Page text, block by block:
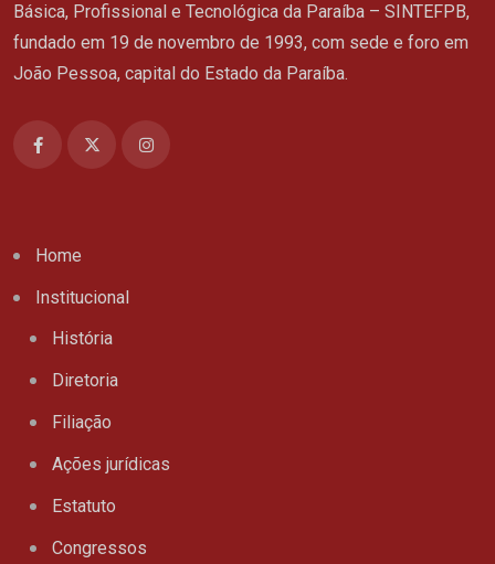
Básica, Profissional e Tecnológica da Paraíba – SINTEFPB,
fundado em 19 de novembro de 1993, com sede e foro em
João Pessoa, capital do Estado da Paraíba.
Home
Institucional
História
Diretoria
Filiação
Ações jurídicas
Estatuto
Congressos